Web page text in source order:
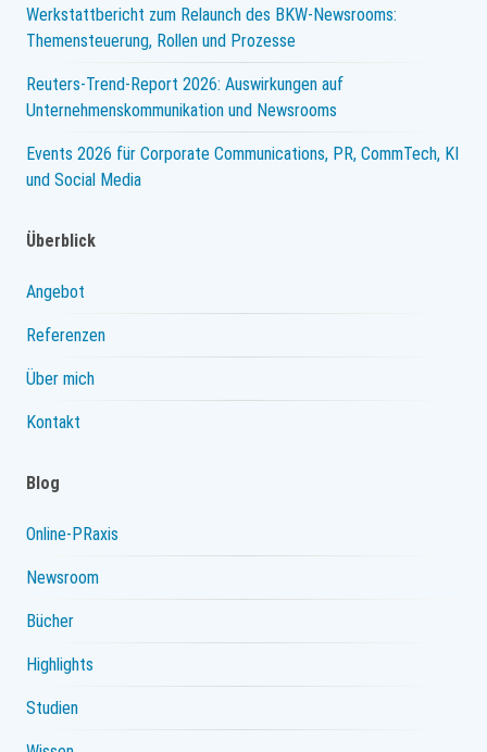
Werkstattbericht zum Relaunch des BKW-Newsrooms:
Themensteuerung, Rollen und Prozesse
Reuters-Trend-Report 2026: Auswirkungen auf
Unternehmenskommunikation und Newsrooms
Events 2026 für Corporate Communications, PR, CommTech, KI
und Social Media
Überblick
Angebot
Referenzen
Über mich
Kontakt
Blog
Online-PRaxis
Newsroom
Bücher
Highlights
Studien